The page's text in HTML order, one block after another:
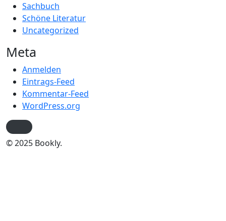
Sachbuch
Schöne Literatur
Uncategorized
Meta
Anmelden
Eintrags-Feed
Kommentar-Feed
WordPress.org
© 2025 Bookly.